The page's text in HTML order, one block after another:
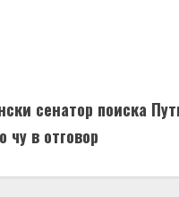
сенатор поиска
чу в отговор